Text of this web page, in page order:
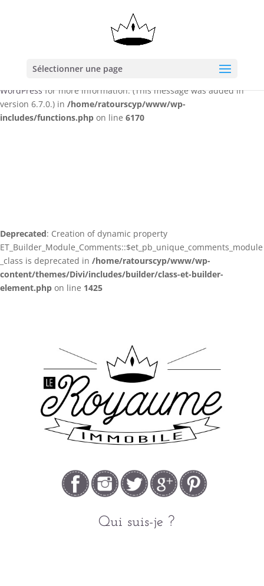
: Function _load_textdomain_just_in_time was called
. Translation loading for the
triggered too early. This is usually an indicator for some code in
the plugin or theme running too early. Translations should be
loaded at the
action or later. Please see
Debugging in
WordPressfor more information. (This message was added in
version 6.7.0.) in /home/ratourscyp/www/wp-
includes/functions.php on line 6170
Sélectionner une page
Deprecated: Creation of dynamic property
ET_Builder_Module_Comments::$et_pb_unique_comments_module
_class is deprecated in /home/ratourscyp/www/wp-
content/themes/Divi/includes/builder/class-et-builder-
element.php on line 1425
Qui suis-je ?